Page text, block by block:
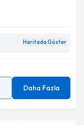
Haritada Göster
Daha Fazla